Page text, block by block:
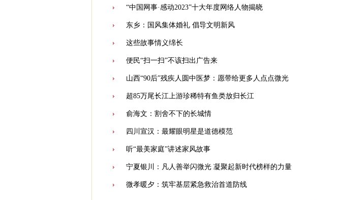
“中国网事·感动2023”十大年度网络人物揭晓
东乡：国风集体婚礼 倡导文明新风
这些故事情义绵长
便民“扫一扫”不该扫出广告来
山西“90后”残疾人圆中医梦：愿带给更多人点点微光
超85万尾长江上游珍稀特有鱼类放归长江
俞海文：割舍不下的长城情
四川宣汉：最耀眼明星是道德模范
听“最美家庭”讲述家风故事
宁夏银川：凡人善举闪微光 凝聚起新时代榜样的力量
微孝暖夕：筑牢基层紧急救治首道防线